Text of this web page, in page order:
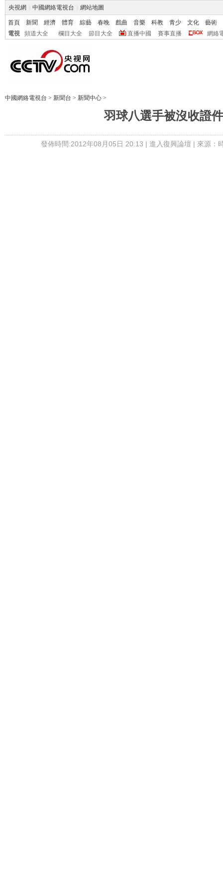
央視網 中國網絡電視台 網站地圖
首頁 新聞 經濟 體育 綜藝 春晚 戲曲 音樂 科教 青少 文化
藝術
電視
頻道大全 欄目大全 節目大全 直播中國 賽事直播 網絡
中國網絡電視台 > 新聞台 > 新聞中心 >
羽球八選手被沒收證件
發佈時間:2012年08月05日 20:13 | 進入復興論壇 | 來源：